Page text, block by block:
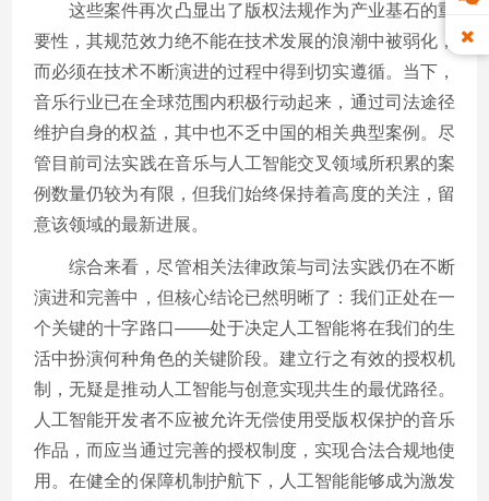
这些案件再次凸显出了版权法规作为产业基石的重
要性，其规范效力绝不能在技术发展的浪潮中被弱化，
而必须在技术不断演进的过程中得到切实遵循。当下，
音乐行业已在全球范围内积极行动起来，通过司法途径
维护自身的权益，其中也不乏中国的相关典型案例。尽
管目前司法实践在音乐与人工智能交叉领域所积累的案
例数量仍较为有限，但我们始终保持着高度的关注，留
意该领域的最新进展。
综合来看，尽管相关法律政策与司法实践仍在不断
演进和完善中，但核心结论已然明晰了：我们正处在一
个关键的十字路口——处于决定人工智能将在我们的生
活中扮演何种角色的关键阶段。建立行之有效的授权机
制，无疑是推动人工智能与创意实现共生的最优路径。
人工智能开发者不应被允许无偿使用受版权保护的音乐
作品，而应当通过完善的授权制度，实现合法合规地使
用。在健全的保障机制护航下，人工智能能够成为激发